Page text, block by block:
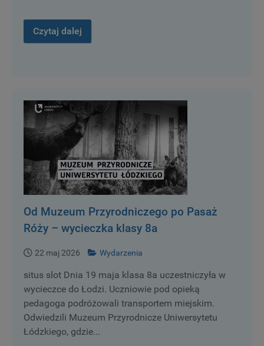
Czytaj dalej
Od Muzeum Przyrodniczego po Pasaż
Róży – wycieczka klasy 8a
22 maj 2026 Wydarzenia
situs slot Dnia 19 maja klasa 8a uczestniczyła w
wycieczce do Łodzi. Uczniowie pod opieką
pedagoga podróżowali transportem miejskim.
Odwiedzili Muzeum Przyrodnicze Uniwersytetu
Łódzkiego, gdzie...